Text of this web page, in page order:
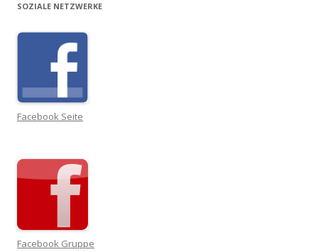
SOZIALE NETZWERKE
Facebook Seite
Facebook Gruppe